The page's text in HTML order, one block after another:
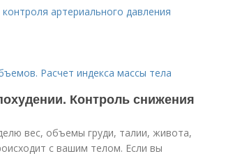
артериального давления
Расчет индекса массы тела
Контроль снижения
вес, объемы груди, талии, живота,
с вашим телом. Если вы